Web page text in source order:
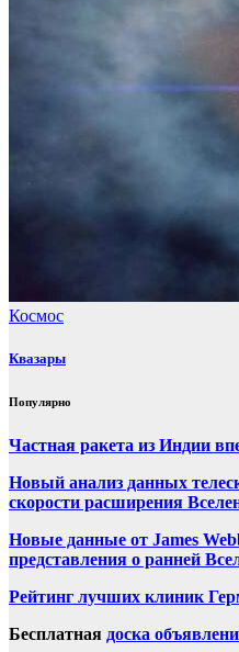
Космос
Квазары
Популярно
Частная ракета из Индии
Новый анализ данных
скорости расширения
Новые данные от James
представления о ранней
Рейтинг лучших клиник
Бесплатная доска